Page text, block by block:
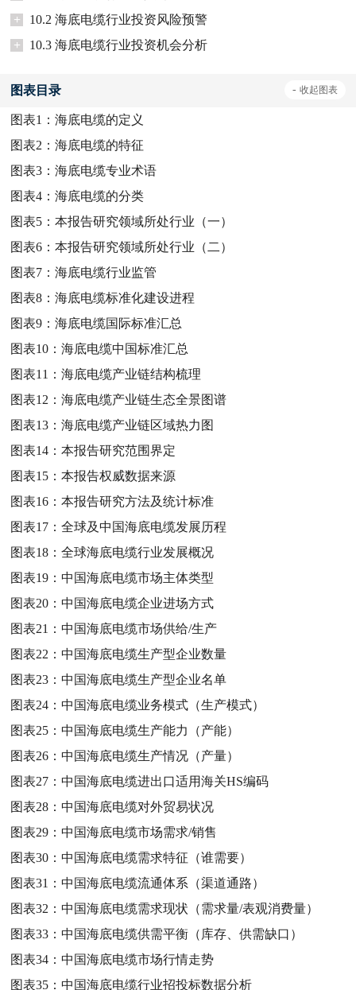
+
10.2 海底电缆行业投资风险预警
+
10.3 海底电缆行业投资机会分析
图表目录 - 收起图表
图表1：海底电缆的定义
图表2：海底电缆的特征
图表3：海底电缆专业术语
图表4：海底电缆的分类
图表5：本报告研究领域所处行业（一）
图表6：本报告研究领域所处行业（二）
图表7：海底电缆行业监管
图表8：海底电缆标准化建设进程
图表9：海底电缆国际标准汇总
图表10：海底电缆中国标准汇总
图表11：海底电缆产业链结构梳理
图表12：海底电缆产业链生态全景图谱
图表13：海底电缆产业链区域热力图
图表14：本报告研究范围界定
图表15：本报告权威数据来源
图表16：本报告研究方法及统计标准
图表17：全球及中国海底电缆发展历程
图表18：全球海底电缆行业发展概况
图表19：中国海底电缆市场主体类型
图表20：中国海底电缆企业进场方式
图表21：中国海底电缆市场供给/生产
图表22：中国海底电缆生产型企业数量
图表23：中国海底电缆生产型企业名单
图表24：中国海底电缆业务模式（生产模式）
图表25：中国海底电缆生产能力（产能）
图表26：中国海底电缆生产情况（产量）
图表27：中国海底电缆进出口适用海关HS编码
图表28：中国海底电缆对外贸易状况
图表29：中国海底电缆市场需求/销售
图表30：中国海底电缆需求特征（谁需要）
图表31：中国海底电缆流通体系（渠道通路）
图表32：中国海底电缆需求现状（需求量/表观消费量）
图表33：中国海底电缆供需平衡（库存、供需缺口）
图表34：中国海底电缆市场行情走势
图表35：中国海底电缆行业招投标数据分析